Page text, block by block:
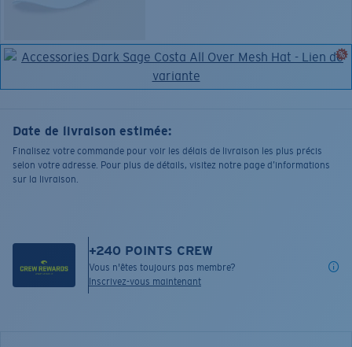
Date de livraison estimée:
Finalisez votre commande pour voir les délais de livraison les plus précis
selon votre adresse. Pour plus de détails, visitez notre page d’informations
sur la livraison.
+240 POINTS CREW
Vous n'êtes toujours pas membre?
Inscrivez-vous maintenant